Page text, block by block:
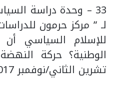
33 – وحدة دراسة
لـ ” مركز حرمون
للإسلام السياسي أن
تشرين الثاني/نوفمبر 2017.